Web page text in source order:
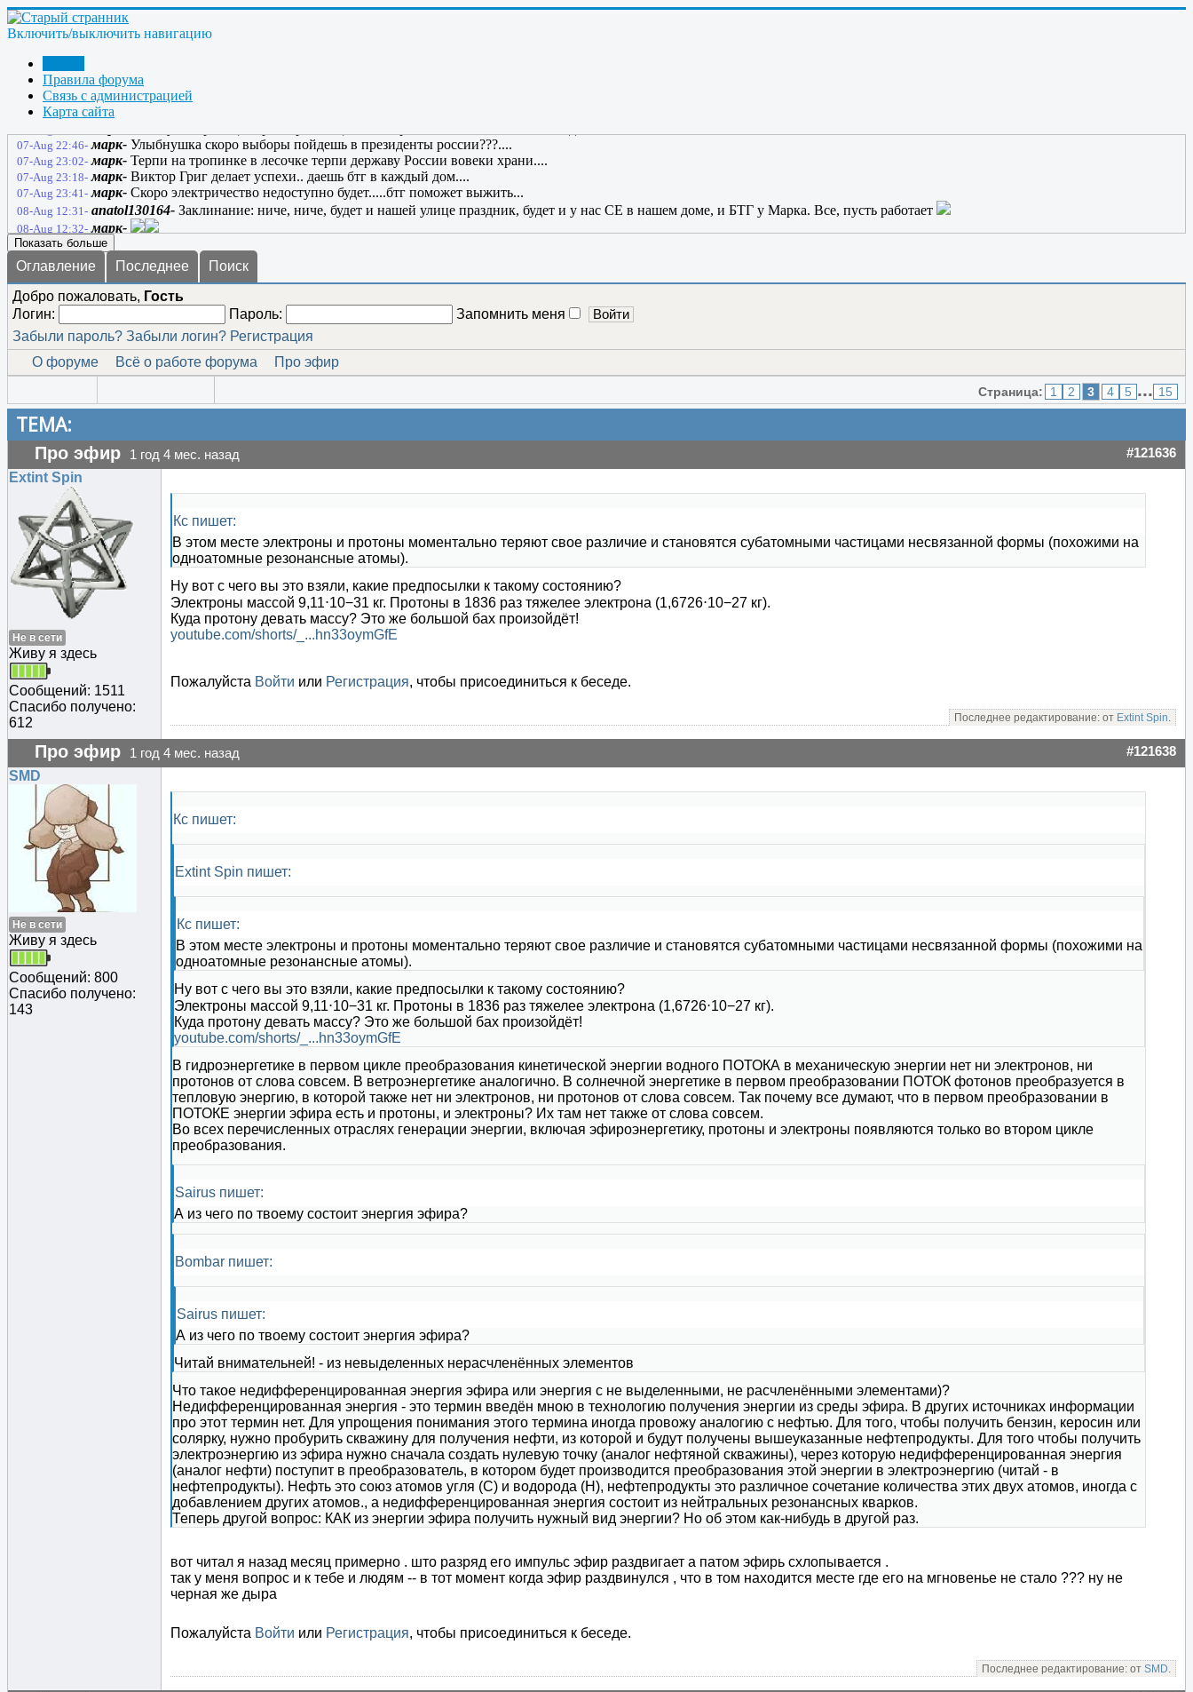
Включить/выключить навигацию
Правила форума
Связь с администрацией
Карта сайта
07-Aug 01:33- марк-Все используют заклинания чтоб улучшить свою жизнь!!!....
07-Aug 12:47- sgur-Токмо, не у всех они работают. Отсюда - не все знания полезны!
Знания дают выбор...и выбор этот личный...
07-Aug 14:29-
07-Aug 21:41- ulibnusjka-
07-Aug 21:52- марк-ОХ как ты прав..но пока россия не видит угрозы...все хорошо и все довольны......
07-Aug 22:08- марк-
07-Aug 22:46- марк- Улыбнушка скоро выборы пойдешь в президенты россии???....
07-Aug 23:02- марк- Терпи на тропинке в лесочке терпи державу России вовеки храни....
07-Aug 23:18- марк- Виктор Григ делает успехи.. даешь бтг в каждый дом....
07-Aug 23:41- марк- Скоро электричество недоступно будет.....бтг поможет выжить...
08-Aug 12:31- anatol130164- Заклинание: ниче, ниче, будет и нашей улице праздник, будет и у нас СЕ в нашем доме, и БТГ у Марка. Все, пусть работает
08-Aug 12:32- марк-
Показать больше
Оглавление Последнее
Поиск
Добро пожаловать, Гость
Логин:
Пароль:
Запомнить меня
Забыли пароль? Забыли логин? Регистрация
О форуме
Всё о работе форума Про эфир
Страница: 1 2 3 4 5 ... 15
ТЕМА:
Про эфир 1 год 4 мес. назад #121636
Extint Spin
Не в сети
Живу я здесь
Сообщений: 1511
Спасибо получено:
612
Кс пишет:
В этом месте электроны и протоны моментально теряют свое различие и становятся субатомными частицами несвязанной формы (похожими на
одноатомные резонансные атомы).
Ну вот с чего вы это взяли, какие предпосылки к такому состоянию?
Электроны массой 9,11⋅10−31 кг. Протоны в 1836 раз тяжелее электрона (1,6726⋅10−27 кг).
Куда протону девать массу? Это же большой бах произойдёт!
youtube.com/shorts/_...hn33oymGfE
Пожалуйста Войти или Регистрация, чтобы присоединиться к беседе.
Последнее редактирование: от Extint Spin.
Про эфир 1 год 4 мес. назад #121638
SMD
Не в сети
Живу я здесь
Сообщений: 800
Спасибо получено:
143
Кс пишет:
Extint Spin пишет:
Кс пишет:
В этом месте электроны и протоны моментально теряют свое различие и становятся субатомными частицами несвязанной формы (похожими на
одноатомные резонансные атомы).
Ну вот с чего вы это взяли, какие предпосылки к такому состоянию?
Электроны массой 9,11⋅10−31 кг. Протоны в 1836 раз тяжелее электрона (1,6726⋅10−27 кг).
Куда протону девать массу? Это же большой бах произойдёт!
youtube.com/shorts/_...hn33oymGfE
В гидроэнергетике в первом цикле преобразования кинетической энергии водного ПОТОКА в механическую энергии нет ни электронов, ни
протонов от слова совсем. В ветроэнергетике аналогично. В солнечной энергетике в первом преобразовании ПОТОК фотонов преобразуется в
тепловую энергию, в которой также нет ни электронов, ни протонов от слова совсем. Так почему все думают, что в первом преобразовании в
ПОТОКЕ энергии эфира есть и протоны, и электроны? Их там нет также от слова совсем.
Во всех перечисленных отраслях генерации энергии, включая эфироэнергетику, протоны и электроны появляются только во втором цикле
преобразования.
Sairus пишет:
А из чего по твоему состоит энергия эфира?
Bombar пишет:
Sairus пишет:
А из чего по твоему состоит энергия эфира?
Читай внимательней! - из невыделенных нерасчленённых элементов
Что такое недифференцированная энергия эфира или энергия с не выделенными, не расчленёнными элементами)?
Недифференцированная энергия - это термин введён мною в технологию получения энергии из среды эфира. В других источниках информации
про этот термин нет. Для упрощения понимания этого термина иногда провожу аналогию с нефтью. Для того, чтобы получить бензин, керосин или
солярку, нужно пробурить скважину для получения нефти, из которой и будут получены вышеуказанные нефтепродукты. Для того чтобы получить
электроэнергию из эфира нужно сначала создать нулевую точку (аналог нефтяной скважины), через которую недифференцированная энергия
(аналог нефти) поступит в преобразователь, в котором будет производится преобразования этой энергии в электроэнергию (читай - в
нефтепродукты). Нефть это союз атомов угля (С) и водорода (Н), нефтепродукты это различное сочетание количества этих двух атомов, иногда с
добавлением других атомов., а недифференцированная энергия состоит из нейтральных резонансных кварков.
Теперь другой вопрос: КАК из энергии эфира получить нужный вид энергии? Но об этом как-нибудь в другой раз.
вот читал я назад месяц примерно . што разряд его импульс эфир раздвигает а патом эфирь схлопывается .
так у меня вопрос и к тебе и людям -- в тот момент когда эфир раздвинулся , что в том находится месте где его на мгновенье не стало ??? ну не
черная же дыра
Пожалуйста Войти или Регистрация, чтобы присоединиться к беседе.
Последнее редактирование: от SMD.